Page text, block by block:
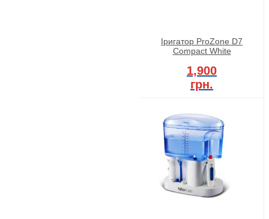
Іригатор ProZone D7
Compact White
1,900
грн.